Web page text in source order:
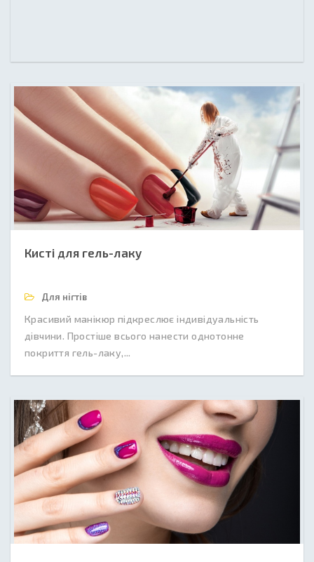
Кисті для гель-лаку
Для нігтів
Красивий манікюр підкреслює індивідуальність
дівчини. Простіше всього нанести однотонне
покриття гель-лаку,...